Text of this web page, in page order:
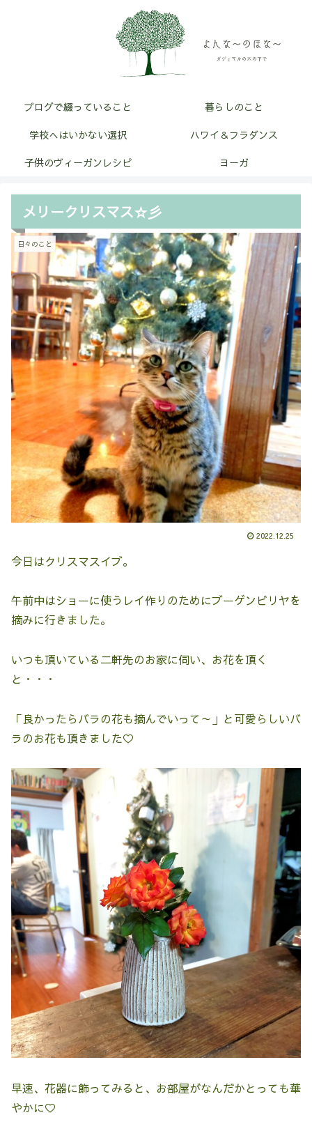
ブログで綴っていること
暮らしのこと
学校へはいかない選択
ハワイ＆フラダンス
子供のヴィーガンレシピ
ヨーガ
メリークリスマス☆彡
日々のこと
2022.12.25
今日はクリスマスイブ。
午前中はショーに使うレイ作りのためにブーゲンビリヤを
摘みに行きました。
いつも頂いている二軒先のお家に伺い、お花を頂く
と・・・
「良かったらバラの花も摘んでいって～」と可愛らしいバ
ラのお花も頂きました♡
早速、花器に飾ってみると、お部屋がなんだかとっても華
やかに♡